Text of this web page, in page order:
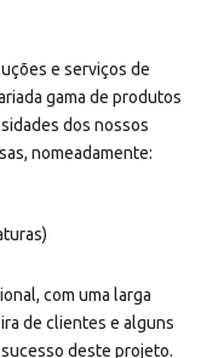
e serviços de
gama de produtos
dos nossos
nomeadamente:
com uma larga
de clientes e alguns
deste projeto.